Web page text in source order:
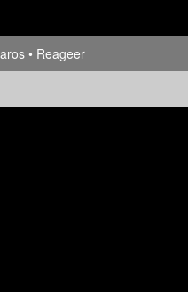
Reageer